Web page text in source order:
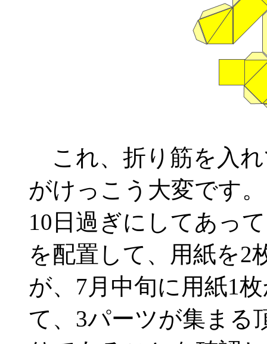
これ、折り筋を入
がけっこう大変です
10日過ぎにしてあっ
を配置して、用紙を2
が、7月中旬に用紙1
て、3パーツが集まる